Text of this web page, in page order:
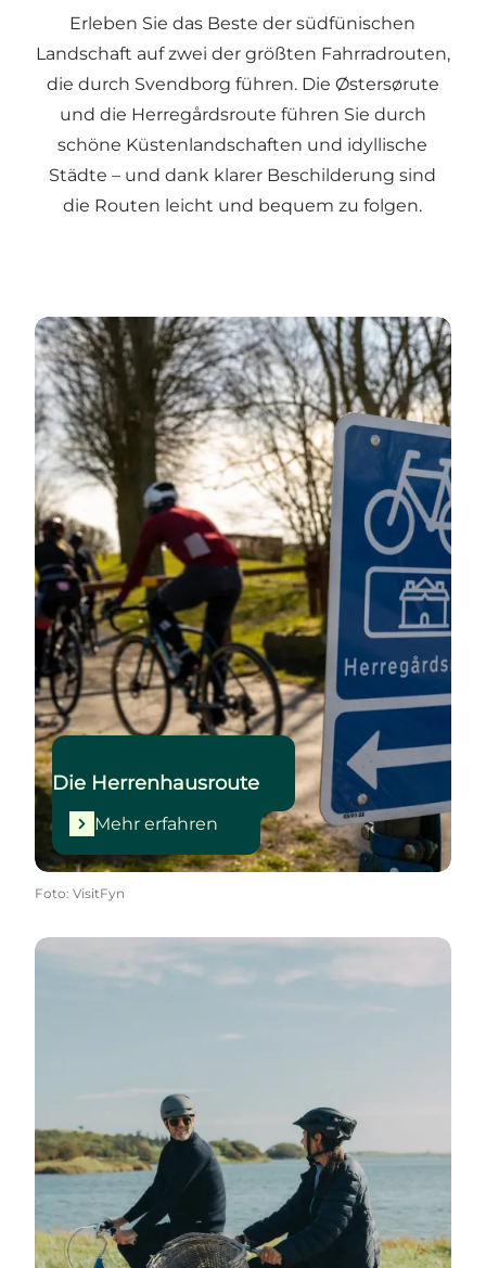
Erleben Sie das Beste der südfünischen
Landschaft auf zwei der größten Fahrradrouten,
die durch Svendborg führen. Die Østersørute
und die Herregårdsroute führen Sie durch
schöne Küstenlandschaften und idyllische
Städte – und dank klarer Beschilderung sind
die Routen leicht und bequem zu folgen.
Mehr erfahren
Die Herrenhausroute
Mehr erfahren
Foto: VisitFyn
Mehr erfahren